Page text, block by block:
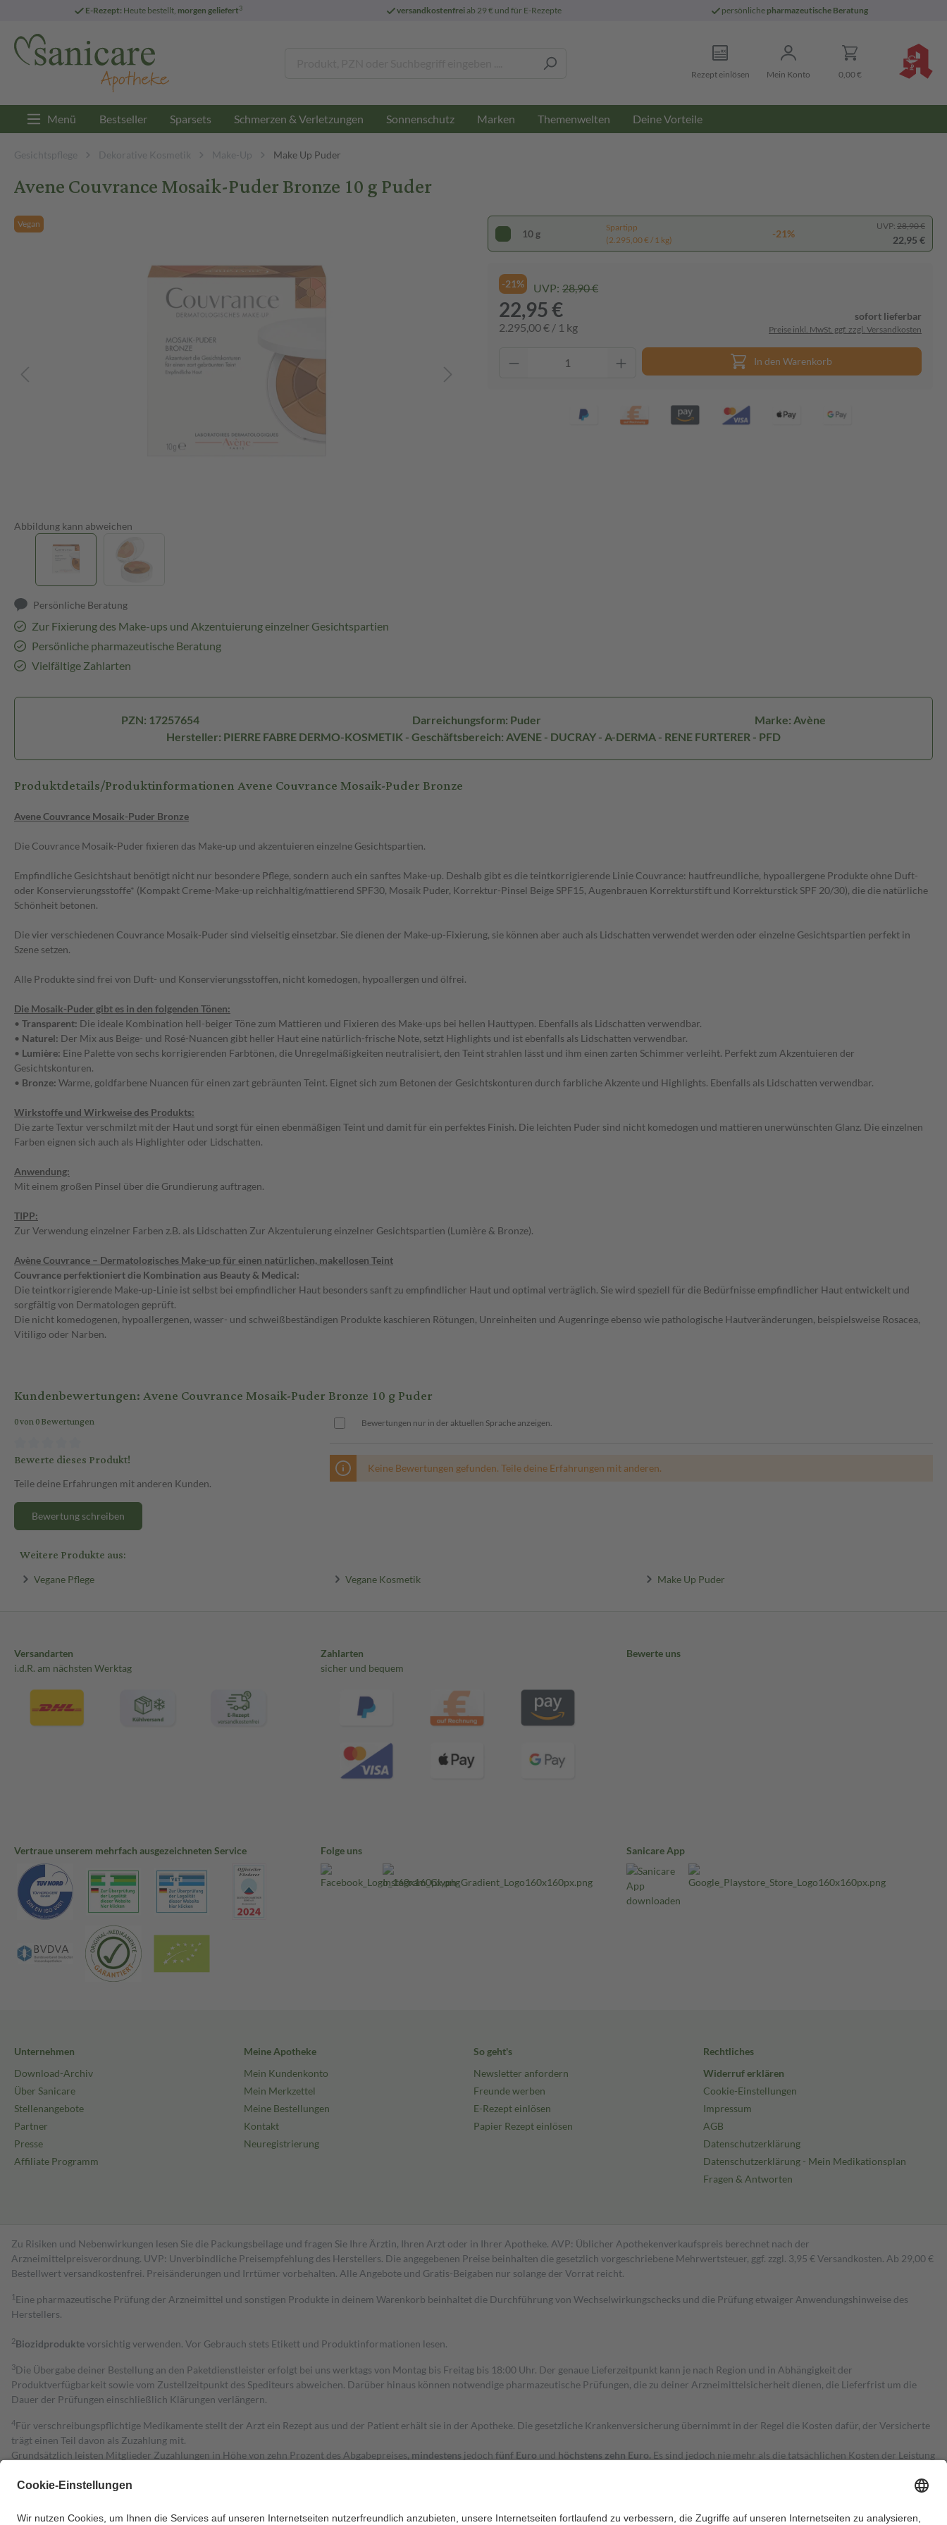
E-Rezept: Heute bestellt, morgen geliefert3 versandkostenfreiab 29 € und für E-Rezepte persönliche pharmazeutische Beratung
Rezept einlösen Mein Konto 0,00 €
Menü Bestseller Sparsets Schmerzen & Verletzungen Sonnenschutz Marken Themenwelten Deine Vorteile
Gesichtspflege Dekorative Kosmetik Make-Up Make Up Puder
Avene Couvrance Mosaik-Puder Bronze 10 g Puder
Vegan
Abbildung kann abweichen
Persönliche Beratung
Zur Fixierung des Make-ups und Akzentuierung einzelner Gesichtspartien
Persönliche pharmazeutische Beratung
Vielfältige Zahlarten
10 g
Spartipp
(2.295,00 € / 1 kg)
-21%
UVP: 28,90 €
22,95 €
-21% UVP: 28,90 €
22,95 €
2.295,00 € / 1 kg
sofort lieferbar
Preise inkl. MwSt. ggf. zzgl. Versandkosten
In den Warenkorb
PZN: 17257654 Darreichungsform: Puder
Marke: Avène
Hersteller: PIERRE FABRE DERMO-KOSMETIK - Geschäftsbereich: AVENE - DUCRAY - A-DERMA - RENE FURTERER - PFD
Produktdetails/Produktinformationen Avene Couvrance Mosaik-Puder Bronze
Avene Couvrance Mosaik-Puder Bronze
Die Couvrance Mosaik-Puder fixieren das Make-up und akzentuieren einzelne Gesichtspartien.
Empfindliche Gesichtshaut benötigt nicht nur besondere Pflege, sondern auch ein sanftes Make-up. Deshalb gibt es die teintkorrigierende Linie Couvrance: hautfreundliche, hypoallergene Produkte ohne Duft-
oder Konservierungsstoffe* (Kompakt Creme-Make-up reichhaltig/mattierend SPF30, Mosaik Puder, Korrektur-Pinsel Beige SPF15, Augenbrauen Korrekturstift und Korrekturstick SPF 20/30), die die natürliche
Schönheit betonen.
Die vier verschiedenen Couvrance Mosaik-Puder sind vielseitig einsetzbar. Sie dienen der Make-up-Fixierung, sie können aber auch als Lidschatten verwendet werden oder einzelne Gesichtspartien perfekt in
Szene setzen.
Alle Produkte sind frei von Duft- und Konservierungsstoffen, nicht komedogen, hypoallergen und ölfrei.
Die Mosaik-Puder gibt es in den folgenden Tönen:
• Transparent: Die ideale Kombination hell-beiger Töne zum Mattieren und Fixieren des Make-ups bei hellen Hauttypen. Ebenfalls als Lidschatten verwendbar.
• Naturel: Der Mix aus Beige- und Rosé-Nuancen gibt heller Haut eine natürlich-frische Note, setzt Highlights und ist ebenfalls als Lidschatten verwendbar.
• Lumière: Eine Palette von sechs korrigierenden Farbtönen, die Unregelmäßigkeiten neutralisiert, den Teint strahlen lässt und ihm einen zarten Schimmer verleiht. Perfekt zum Akzentuieren der
Gesichtskonturen.
• Bronze: Warme, goldfarbene Nuancen für einen zart gebräunten Teint. Eignet sich zum Betonen der Gesichtskonturen durch farbliche Akzente und Highlights. Ebenfalls als Lidschatten verwendbar.
Wirkstoffe und Wirkweise des Produkts:
Die zarte Textur verschmilzt mit der Haut und sorgt für einen ebenmäßigen Teint und damit für ein perfektes Finish. Die leichten Puder sind nicht komedogen und mattieren unerwünschten Glanz. Die einzelnen
Farben eignen sich auch als Highlighter oder Lidschatten.
Anwendung:
Mit einem großen Pinsel über die Grundierung auftragen.
TIPP:
Zur Verwendung einzelner Farben z.B. als Lidschatten Zur Akzentuierung einzelner Gesichtspartien (Lumière & Bronze).
Avène Couvrance – Dermatologisches Make-up für einen natürlichen, makellosen Teint
Couvrance perfektioniert die Kombination aus Beauty & Medical:
Die teintkorrigierende Make-up-Linie ist selbst bei empfindlicher Haut besonders sanft zu empfindlicher Haut und optimal verträglich. Sie wird speziell für die Bedürfnisse empfindlicher Haut entwickelt und
sorgfältig von Dermatologen geprüft.
Die nicht komedogenen, hypoallergenen, wasser- und schweißbeständigen Produkte kaschieren Rötungen, Unreinheiten und Augenringe ebenso wie pathologische Hautveränderungen, beispielsweise Rosacea,
Vitiligo oder Narben.
Kundenbewertungen: Avene Couvrance Mosaik-Puder Bronze 10 g Puder
0 von 0 Bewertungen
Bewerte dieses Produkt!
Teile deine Erfahrungen mit anderen Kunden.
Bewertung schreiben
Bewertungen nur in der aktuellen Sprache anzeigen.
Keine Bewertungen gefunden. Teile deine Erfahrungen mit anderen.
Weitere Produkte aus:
Vegane Pflege Vegane Kosmetik Make Up Puder
Versandarten
i.d.R. am nächsten Werktag
Zahlarten
sicher und bequem
Bewerte uns
Vertraue unserem mehrfach ausgezeichneten Service Folge uns Sanicare App
Unternehmen
Download-Archiv
Über Sanicare
Stellenangebote
Partner
Presse
Affiliate Programm
Meine Apotheke
Mein Kundenkonto
Mein Merkzettel
Meine Bestellungen
Kontakt
Neuregistrierung
So geht's
Newsletter anfordern
Freunde werben
E-Rezept einlösen
Papier Rezept einlösen
Rechtliches
Widerruf erklären
Cookie-Einstellungen
Impressum
AGB
Datenschutzerklärung
Datenschutzerklärung - Mein Medikationsplan
Fragen & Antworten
Zu Risiken und Nebenwirkungen lesen Sie die Packungsbeilage und fragen Sie Ihre Ärztin, Ihren Arzt oder in Ihrer Apotheke. AVP: Üblicher Apothekenverkaufspreis berechnet nach der
Arzneimittelpreisverordnung. UVP: Unverbindliche Preisempfehlung des Herstellers. Die angegebenen Preise beinhalten die gesetzlich vorgeschriebene Mehrwertsteuer, ggf. zzgl. 3,95 € Versandkosten. Ab 29,00 €
Bestell­wert versand­kosten­frei. Preisänderungen und Irrtümer vorbehalten. Alle Angebote und Gratis-Beigaben nur solange der Vorrat reicht.
1 Eine pharmazeutische Prüfung der Arzneimittel und sonstigen Produkte in deinem Warenkorb beinhaltet die Durchführung von Wechselwirkungschecks und die Prüfung etwaiger Anwendungshinweise des
Herstellers.
2Biozidproduktevorsichtig verwenden. Vor Gebrauch stets Etikett und Produktinformationen lesen.
3Die Übergabe deiner Bestellung an den Paketdienstleister erfolgt bei uns werktags von Montag bis Freitag bis 18:00 Uhr. Der genaue Lieferzeitpunkt kann je nach Region und in Abhängigkeit der
Produktverfügbarkeit sowie vom Zustellzeitpunkt des Spediteurs abweichen. Darüber hinaus können notwendige pharmazeutische Prüfungen, die zu deiner Arzneimittelsicherheit dienen, die Lieferfrist um die
Dauer der Prüfungen einschließlich Klärungen verlängern.
4Für verschreibungspflichtige Medikamente stellt der Arzt ein Rezept aus und der Patient erhält sie in der Apotheke. Die gesetzliche Krankenversicherung übernimmt in der Regel die Kosten dafür, der Versicherte
trägt einen Teil davon als Zuzahlung mit.
Grundsätzlich leisten Mitglieder Zuzahlungen in Höhe von zehn Prozent des Abgabepreises, mindestens jedoch fünf Euro und höchstens zehn Euro. Es sind jedoch nie mehr als die tatsächlichen Kosten der Leistung
Diese Regeln gelten grundsätzlich auch für Online-Apotheken.
Um das Engagement der Versicherten für ihre eigene Gesundheit zu stärken und die besondere Stellung der Familie zu unterstützen, fallenkeine Zuzahlungen an bei: